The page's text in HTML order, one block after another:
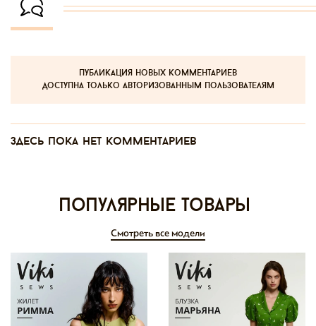
публикация новых комментариев
доступна только авторизованным пользователям
Здесь пока нет комментариев
Популярные товары
Смотреть все модели